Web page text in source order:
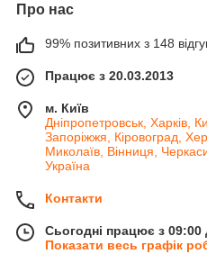
Про нас
99% позитивних з 148
Працює з 20.03.2013
м. Київ
Дніпропетровськ, Харків,
Запоріжжя, Кіровоград,
Миколаїв, Вінниця,
Україна
Контакти
Сьогодні працює з 09:00
Показати весь графік